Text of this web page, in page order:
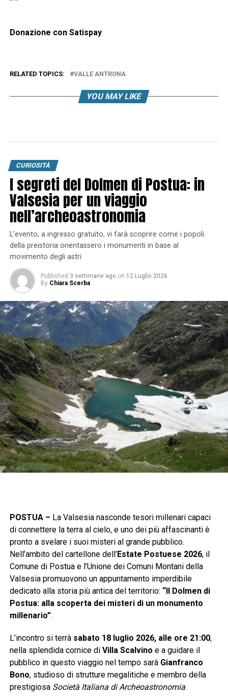
Donazione con Satispay
RELATED TOPICS: VALLE ANTRONA
YOU MAY LIKE
CURIOSITÀ
I segreti del Dolmen di Postua: in
Valsesia per un viaggio
nell’archeoastronomia
L’evento, a ingresso gratuito, vi farà scoprire come i popoli
della preistoria orientassero i monumenti in base al
movimento degli astri
Published 3 settimane ago on 12 Luglio 2026
By Chiara Scerba
POSTUA – La Valsesia nasconde tesori millenari capaci
di connettere la terra al cielo, e uno dei più affascinanti è
pronto a svelare i suoi misteri al grande pubblico.
Nell’ambito del cartellone dell’Estate Postuese 2026, il
Comune di Postua e l’Unione dei Comuni Montani della
Valsesia promuovono un appuntamento imperdibile
dedicato alla storia più antica del territorio: “Il Dolmen di
Postua: alla scoperta dei misteri di un monumento
millenario”.
L’incontro si terrà sabato 18 luglio 2026, alle ore 21:00,
nella splendida cornice di Villa Scalvino e a guidare il
pubblico in questo viaggio nel tempo sarà Gianfranco
Bono, studioso di strutture megalitiche e membro della
prestigiosa Società Italiana di Archeoastronomia.